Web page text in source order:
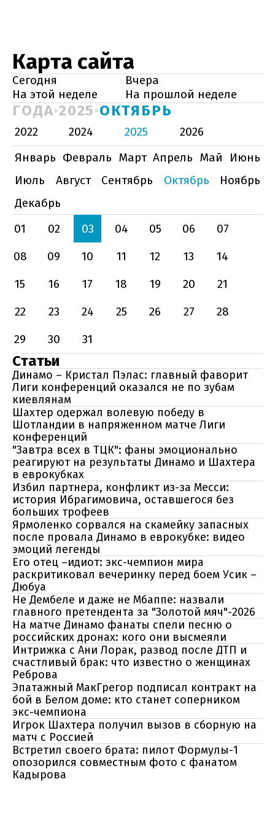
Карта сайта
Сегодня
Вчера
На этой неделе
На прошлой неделе
ГОДА 2025 ОКТЯБРЬ
2022 2024 2025
2026
Январь Февраль Март Апрель Май
Июнь
Июль
Август Сентябрь Октябрь
Ноябрь
Декабрь
01
02 03 04 05 06
07
08
09 10 11 12 13
14
15
16 17 18 19 20
21
22
23 24 25 26 27
28
29
30 31
Статьи
Динамо – Кристал Пэлас: главный фаворит
Лиги конференций оказался не по зубам
киевлянам
Шахтер одержал волевую победу в
Шотландии в напряженном матче Лиги
конференций
"Завтра всех в ТЦК": фаны эмоционально
реагируют на результаты Динамо и Шахтера
в еврокубках
Избил партнера, конфликт из-за Месси:
история Ибрагимовича, оставшегося без
больших трофеев
Ярмоленко сорвался на скамейку запасных
после провала Динамо в еврокубке: видео
эмоций легенды
Его отец –идиот: экс-чемпион мира
раскритиковал вечеринку перед боем Усик –
Дюбуа
Не Дембеле и даже не Мбаппе: назвали
главного претендента за "Золотой мяч"-2026
На матче Динамо фанаты спели песню о
российских дронах: кого они высмеяли
Интрижка с Ани Лорак, развод после ДТП и
счастливый брак: что известно о женщинах
Реброва
Эпатажный МакГрегор подписал контракт на
бой в Белом доме: кто станет соперником
экс-чемпиона
Игрок Шахтера получил вызов в сборную на
матч с Россией
Встретил своего брата: пилот Формулы-1
опозорился совместным фото с фанатом
Кадырова